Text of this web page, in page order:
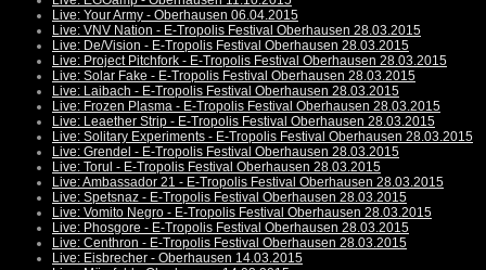
Live: Your Army - Oberhausen 06.04.2015
Live: VNV Nation - E-Tropolis Festival Oberhausen 28.03.2015
Live: De/Vision - E-Tropolis Festival Oberhausen 28.03.2015
Live: Project Pitchfork - E-Tropolis Festival Oberhausen 28.03.2015
Live: Solar Fake - E-Tropolis Festival Oberhausen 28.03.2015
Live: Laibach - E-Tropolis Festival Oberhausen 28.03.2015
Live: Frozen Plasma - E-Tropolis Festival Oberhausen 28.03.2015
Live: Leaether Strip - E-Tropolis Festival Oberhausen 28.03.2015
Live: Solitary Experiments - E-Tropolis Festival Oberhausen 28.03.2015
Live: Grendel - E-Tropolis Festival Oberhausen 28.03.2015
Live: Torul - E-Tropolis Festival Oberhausen 28.03.2015
Live: Ambassador 21 - E-Tropolis Festival Oberhausen 28.03.2015
Live: Spetsnaz - E-Tropolis Festival Oberhausen 28.03.2015
Live: Vomito Negro - E-Tropolis Festival Oberhausen 28.03.2015
Live: Phosgore - E-Tropolis Festival Oberhausen 28.03.2015
Live: Centhron - E-Tropolis Festival Oberhausen 28.03.2015
Live: Eisbrecher - Oberhausen 14.03.2015